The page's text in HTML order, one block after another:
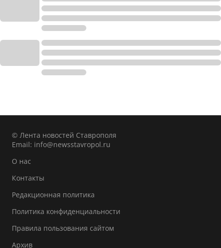
© Лента новостей Ставрополя
Email: info@newsstavropol.ru
О нас
Контакты
Редакционная политика
Политика конфиденциальности
Правила пользования сайтом
Архив